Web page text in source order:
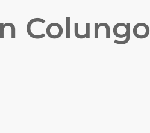
Colungo